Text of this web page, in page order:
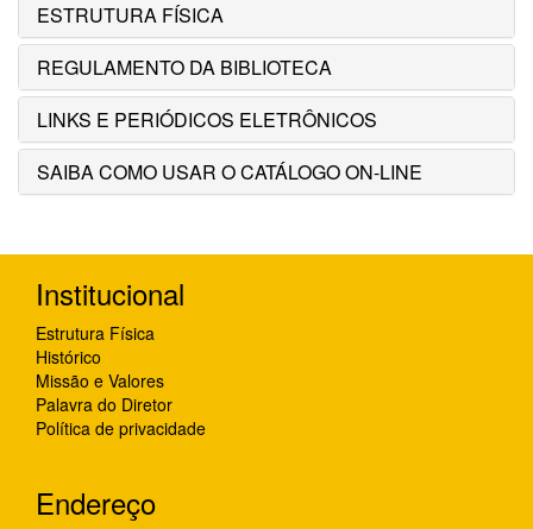
ESTRUTURA FÍSICA
REGULAMENTO DA BIBLIOTECA
LINKS E PERIÓDICOS ELETRÔNICOS
SAIBA COMO USAR O CATÁLOGO ON-LINE
Institucional
Estrutura Física
Histórico
Missão e Valores
Palavra do Diretor
Política de privacidade
Endereço